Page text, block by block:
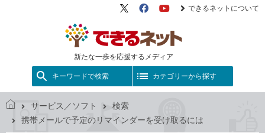
新たな一歩を応援するメディア
X（旧
FacebookYouTube
できるネットについて
キーワードで検索 カテゴリーから探す
で
き
サービス／ソフト
検索
携帯メールで予定のリマインダーを受け取るには